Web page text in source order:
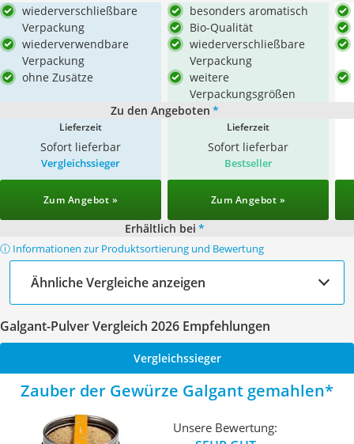
wiederverschließbare
Verpackung
wiederverwendbare
Verpackung
ohne Zusätze
besonders aromatisch
Bio-Qualität
wiederverschließbare
Verpackung
weitere
Verpackungsgrößen
Zu den Angeboten *
Lieferzeit
Sofort lieferbar
Lieferzeit
Sofort lieferbar
Vergleichssieger
Zum Angebot »
Bestseller
Zum Angebot »
Erhältlich bei *
ⓘ Informationen zur Produktsortierung und Bewertung
Ähnliche Vergleiche anzeigen
Galgant-Pulver Vergleich 2026 Empfehlungen
Vergleichssieger
Zauber der Gewürze Galgant gemahlen
Unsere Bewertung: